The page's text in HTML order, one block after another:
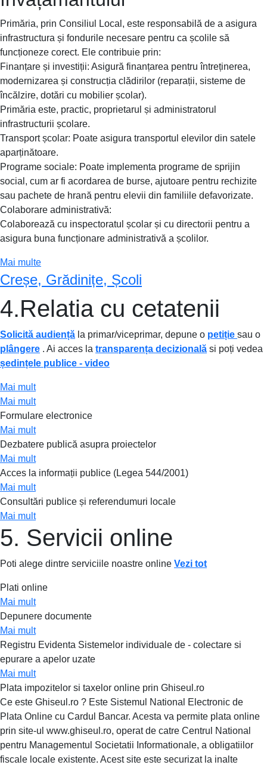
Primăria, prin Consiliul Local, este responsabilă de a asigura
infrastructura și fondurile necesare pentru ca școlile să
funcționeze corect. Ele contribuie prin:
Finanțare și investiții: Asigură finanțarea pentru întreținerea,
modernizarea și construcția clădirilor (reparații, sisteme de
încălzire, dotări cu mobilier școlar).
Primăria este, practic, proprietarul și administratorul
infrastructurii școlare.
Transport școlar: Poate asigura transportul elevilor din satele
aparținătoare.
Programe sociale: Poate implementa programe de sprijin
social, cum ar fi acordarea de burse, ajutoare pentru rechizite
sau pachete de hrană pentru elevii din familiile defavorizate.
Colaborare administrativă:
Colaborează cu inspectoratul școlar și cu directorii pentru a
asigura buna funcționare administrativă a școlilor.
Mai multe
Creșe, Grădinițe, Școli
4.Relatia cu cetatenii
Solicită audiență la primar/viceprimar, depune o petiție sau o
plângere . Ai acces la transparența decizională si poți vedea
ședințele publice - video
Mai mult
Mai mult
Formulare electronice
Mai mult
Dezbatere publică asupra proiectelor
Mai mult
Acces la informații publice (Legea 544/2001)
Mai mult
Consultări publice și referendumuri locale
Mai mult
5. Servicii online
Poti alege dintre serviciile noastre online Vezi tot
Plati online
Mai mult
Depunere documente
Mai mult
Registru Evidenta Sistemelor individuale de - colectare si
epurare a apelor uzate
Mai mult
Plata impozitelor si taxelor online prin Ghiseul.ro
Ce este Ghiseul.ro ? Este Sistemul National Electronic de
Plata Online cu Cardul Bancar. Acesta va permite plata online
prin site-ul www.ghiseul.ro, operat de catre Centrul National
pentru Managementul Societatii Informationale, a obligatiilor
fiscale locale existente. Acest site este securizat la inalte